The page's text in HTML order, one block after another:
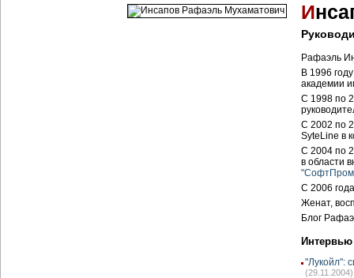
И
Рафаэль
В 1996
академии
С 1998 по
С 2002 по
SyteLine в
С 2004 по
в области
"СофтПром
С 2006
Женат,
Блог
Интервью
"Лукойл":
(29.11.2004)